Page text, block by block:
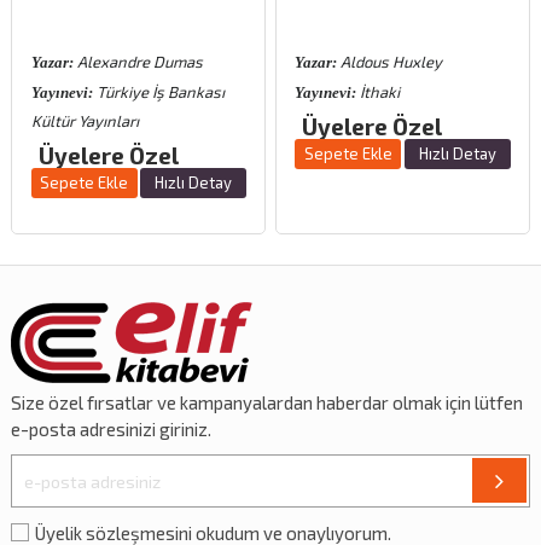
Yazar:Alexandre Dumas
Yayınevi:Türkiye İş Bankası
Kültür Yayınları
Üyelere Özel
Sepete Ekle Hızlı Detay
Yazar: Aldous Huxley
Yayınevi: İthaki
Üyelere Özel
Sepete Ekle Hızlı Detay
Size özelfırsatlarve kampanyalardan haberdar olmak için lütfen
e-posta adresinizi giriniz.
Üyelik sözleşmesini okudum ve onaylıyorum.